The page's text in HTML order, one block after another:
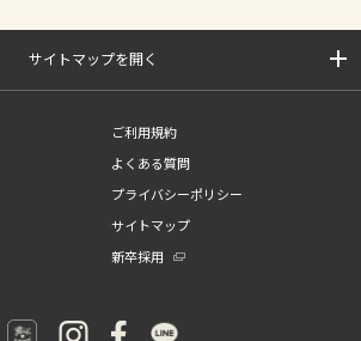
サイトマップを開く
ご利用規約
よくある質問
プライバシーポリシー
サイトマップ
新卒採用